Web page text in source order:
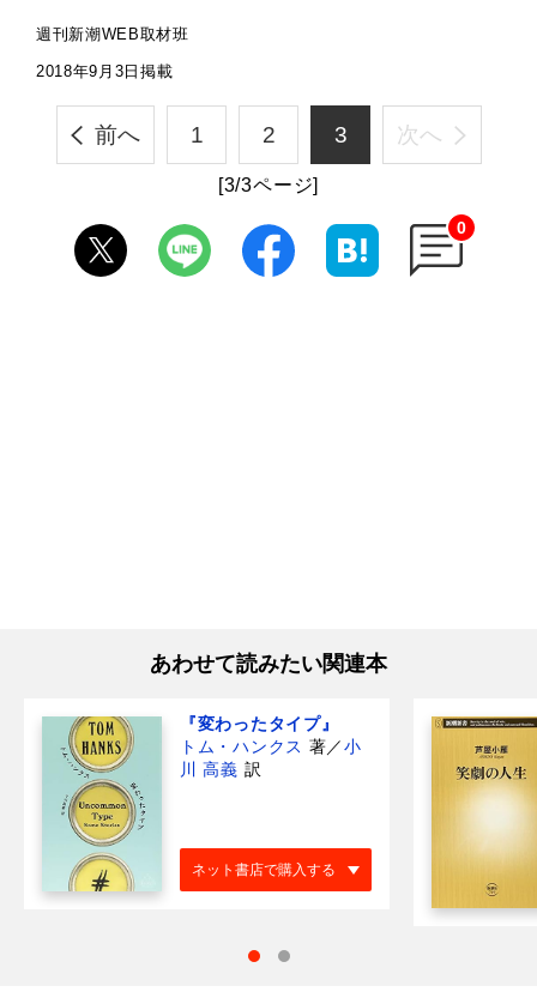
週刊新潮WEB取材班
2018年9月3日掲載
前へ 1 2 3 次へ
[3/3ページ]
0
あわせて読みたい関連本
『変わったタイプ』
トム・ハンクス 著／小
川 高義 訳
ネット書店で購入する